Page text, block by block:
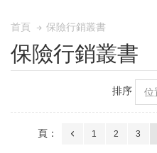
首頁 保險行銷叢書
保險行銷叢書
排序
頁： 1 2 3